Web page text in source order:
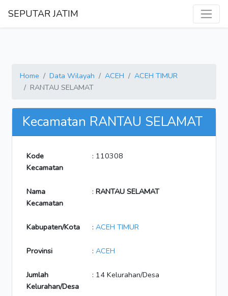
SEPUTAR JATIM
Home Data Wilayah ACEH
ACEH TIMUR
RANTAU SELAMAT
Kecamatan RANTAU SELAMAT
Kode
Kecamatan
: 110308
Nama
Kecamatan
: RANTAU SELAMAT
Kabupaten/Kota : ACEH TIMUR
Provinsi : ACEH
Jumlah
Kelurahan/Desa
: 14 Kelurahan/Desa